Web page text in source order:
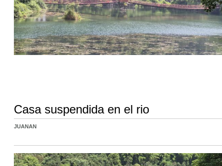
Casa suspendida en el rio
JUANAN